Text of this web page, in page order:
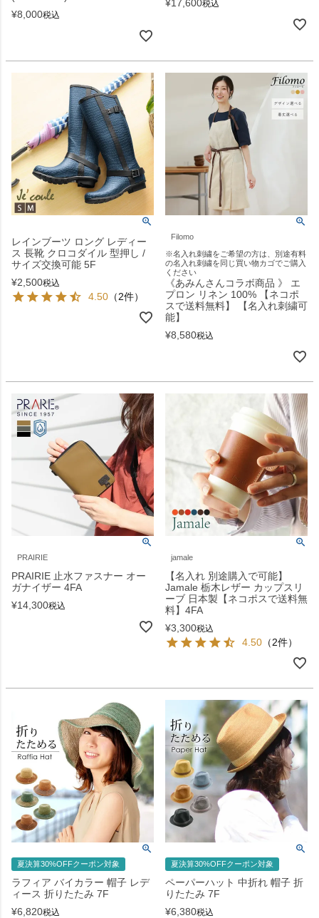
¥8,000税込
¥17,600税込
レインブーツ ロング レディー
ス 長靴 クロコダイル 型押し /
サイズ交換可能 5F
¥2,500税込
4.50 （2件）
Filomo
※名入れ刺繍をご希望の方は、別途有料
の名入れ刺繍を同じ買い物カゴでご購入
ください
《あみんさんコラボ商品 》 エ
プロン リネン 100% 【ネコポ
スで送料無料】 【名入れ刺繍可
能】
¥8,580税込
PRAIRIE
PRAIRIE 止水ファスナー オー
ガナイザー 4FA
¥14,300税込
jamale
【名入れ 別途購入で可能】
Jamale 栃木レザー カップスリ
ーブ 日本製【ネコポスで送料無
料】4FA
¥3,300税込
4.50 （2件）
夏決算30%OFFクーポン対象
ラフィア バイカラー 帽子 レデ
ィース 折りたたみ 7F
¥6,820税込
夏決算30%OFFクーポン対象
ペーパーハット 中折れ 帽子 折
りたたみ 7F
¥6,380税込